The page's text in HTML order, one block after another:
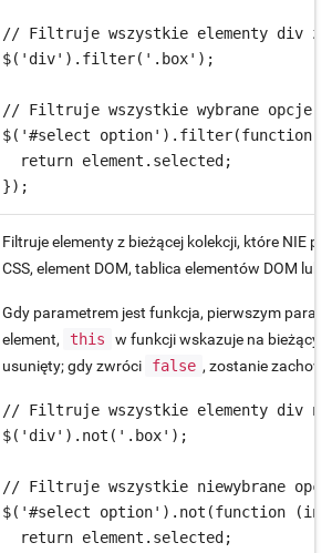
// Filtruje wszystkie elementy div
$('div').filter('.box');
// Filtruje wszystkie wybrane opcje
$('#select option').filter(function
  return element.selected;
});
Filtruje elementy z bieżącej kolekcji, które NIE
CSS, element DOM, tablica elementów DOM
Gdy parametrem jest funkcja, pierwszym
element,
this
w funkcji wskazuje na bieżący
usunięty; gdy zwróci
false , zostanie
// Filtruje wszystkie elementy div
$('div').not('.box');
// Filtruje wszystkie niewybrane
$('#select option').not(function
  return element.selected;